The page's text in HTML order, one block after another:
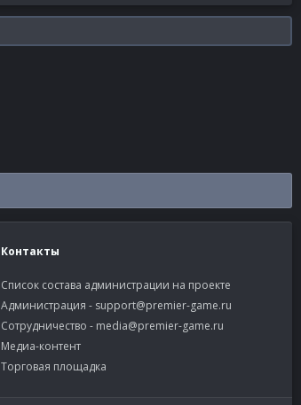
Контакты
Список состава администрации на проекте
Администрация - support@premier-game.ru
Сотрудничество - media@premier-game.ru
Медиа-контент
Торговая площадка